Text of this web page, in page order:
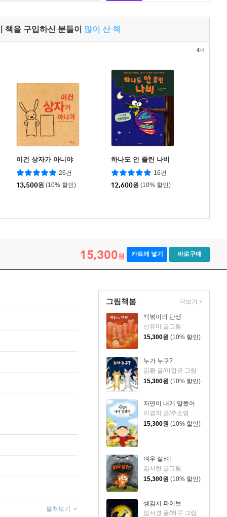
책을 구입하신 분들이 많이 산 책
이건 상자가 아니야
26건
13,500원 (10% 할인)
하나도 안 졸린 나비
16건
12,600원 (10% 할인)
4/4
15,300원 카트에 넣기 바로구매
그림책봄
떡볶이의 탄생
신유미 글그림
15,300원 (10% 할인)
누가 누구?
김황 글/이갑규 그림
15,300원 (10% 할인)
자연이 내게 말했어
이경희 글/주소영 그림
15,300원 (10% 할인)
여우 살려!
김서련 글그림
15,300원 (10% 할인)
생김치 파이브
임서경 글/허구 그림
더보기
펼쳐보기